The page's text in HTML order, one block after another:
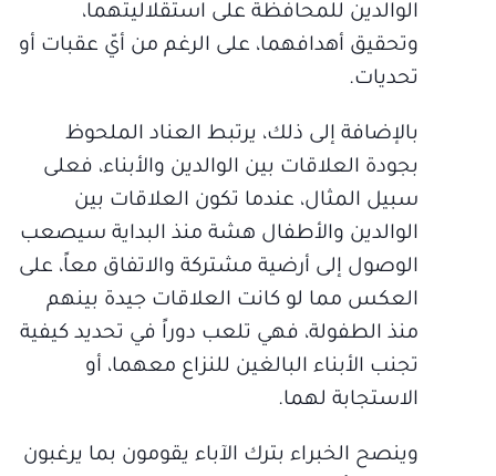
الوالدين للمحافظة على استقلاليتهما،
وتحقيق أهدافهما، على الرغم من أيّ عقبات أو
تحديات.
بالإضافة إلى ذلك، يرتبط العناد الملحوظ
بجودة العلاقات بين الوالدين والأبناء، فعلى
سبيل المثال، عندما تكون العلاقات بين
الوالدين والأطفال هشة منذ البداية سيصعب
الوصول إلى أرضية مشتركة والاتفاق معاً، على
العكس مما لو كانت العلاقات جيدة بينهم
منذ الطفولة، فهي تلعب دوراً في تحديد كيفية
تجنب الأبناء البالغين للنزاع معهما، أو
الاستجابة لهما.
وينصح الخبراء بترك الآباء يقومون بما يرغبون